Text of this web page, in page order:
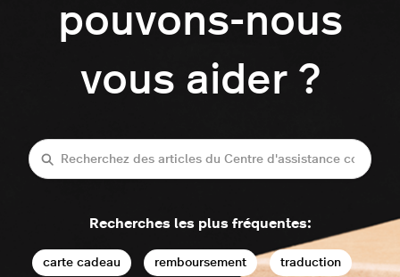
pouvons-nous
vous aider ?
Recherche
Recherches les plus fréquentes:
carte cadeau remboursement traduction